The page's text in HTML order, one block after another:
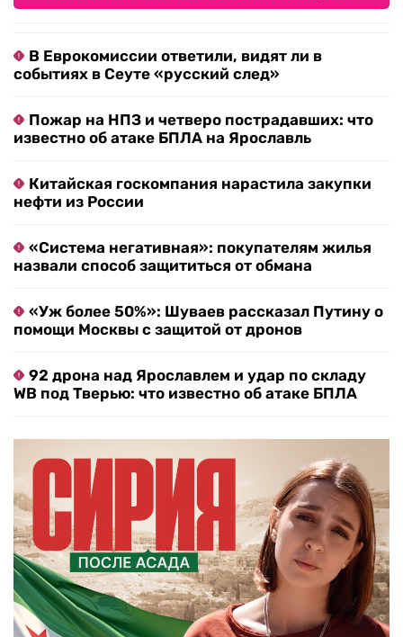
В Еврокомиссии ответили, видят ли в
событиях в Сеуте «русский след»
Пожар на НПЗ и четверо пострадавших: что
известно об атаке БПЛА на Ярославль
Китайская госкомпания нарастила закупки
нефти из России
«Система негативная»: покупателям жилья
назвали способ защититься от обмана
«Уж более 50%»: Шуваев рассказал Путину о
помощи Москвы с защитой от дронов
92 дрона над Ярославлем и удар по складу
WB под Тверью: что известно об атаке БПЛА